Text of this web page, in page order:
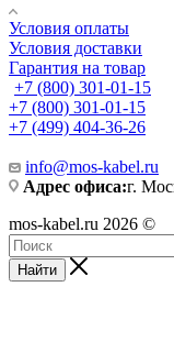
Условия оплаты
Условия доставки
Гарантия на товар
+7 (800) 301-01-15
+7 (800) 301-01-15
+7 (499) 404-36-26
info@mos-kabel.ru
Адрес офиса:г.
mos-kabel.ru 2026 ©
Найти